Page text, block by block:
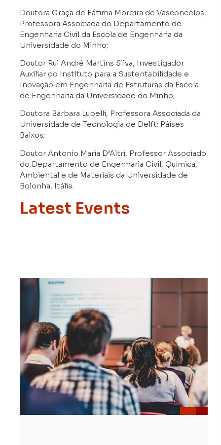
Doutora Graça de Fátima Moreira de Vasconcelos,
Professora Associada do Departamento de
Engenharia Civil da Escola de Engenharia da
Universidade do Minho;
Doutor Rui André Martins Silva, Investigador
Auxiliar do Instituto para a Sustentabilidade e
Inovação em Engenharia de Estruturas da Escola
de Engenharia da Universidade do Minho;
Doutora Bárbara Lubelli, Professora Associada da
Universidade de Tecnologia de Delft; Páises
Baixos;
Doutor Antonio Maria D’Altri, Professor Associado
do Departamento de Engenharia Civil, Química,
Ambiental e de Materiais da Universidade de
Bolonha, Itália.
Latest Events